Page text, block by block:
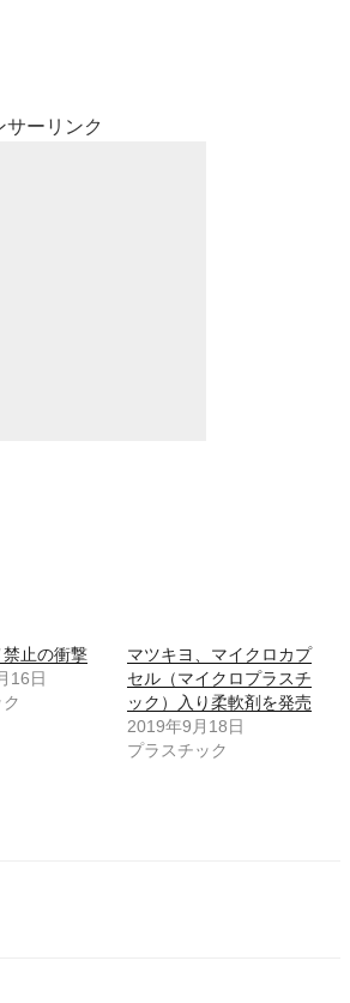
サーリンク
止の衝撃
16日
マツキヨ、マイクロカプ
セル（マイクロプラスチ
ック）入り柔軟剤を発売
2019年9月18日
プラスチック